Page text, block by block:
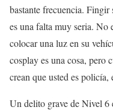
bastante frecuencia.
es una falta muy seria.
colocar una luz en su
cosplay es una cosa, pero
crean que usted es
Un delito grave de Nivel 6